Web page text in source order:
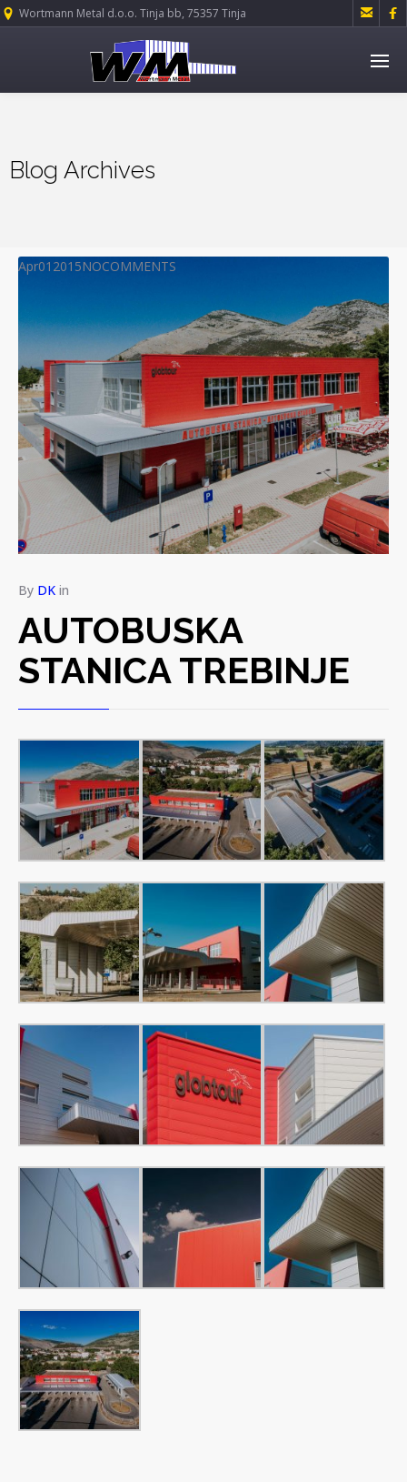
Wortmann Metal d.o.o. Tinja bb, 75357 Tinja  
Blog Archives
Apr01 2015NOCOMMENTS
By DK in
AUTOBUSKA
STANICA TREBINJE